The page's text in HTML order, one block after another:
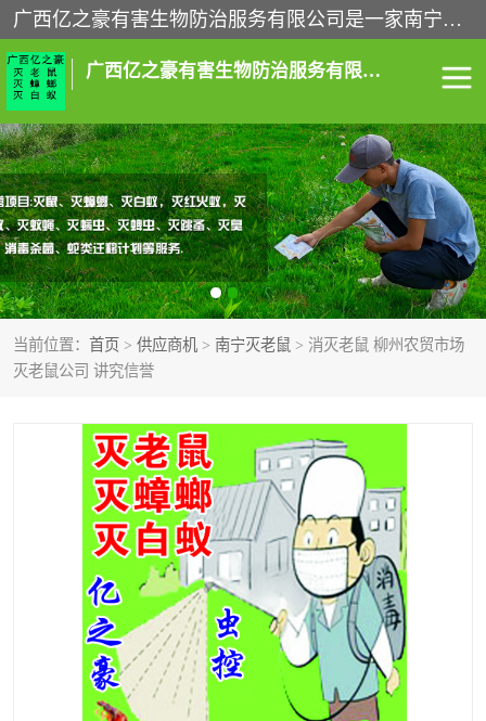
广西亿之豪有害生物防治服务有限公司是一家南宁灭鼠公司、灭蟑螂公司，南宁杀虫公司，南宁除虫公司，南宁灭跳蚤公司，南宁灭白蚁公司，南宁除四害公司,广西亿之豪有害生物防治服务有限公司专业灭蟑螂,除臭虫,其他害虫,服务上门,安全环保,售后保障,一次消杀，竭诚为您服务.
广西亿之豪有害生物防治服务有限公司
当前位置： 首页 > 供应商机 > 南宁灭老鼠 > 消灭老鼠 柳州农贸市场
灭老鼠公司 讲究信誉
南宁灭白蚁 南宁灭老鼠
南宁灭蟑螂 南宁杀虫
南宁除四害 南宁消杀
南宁除虫公司